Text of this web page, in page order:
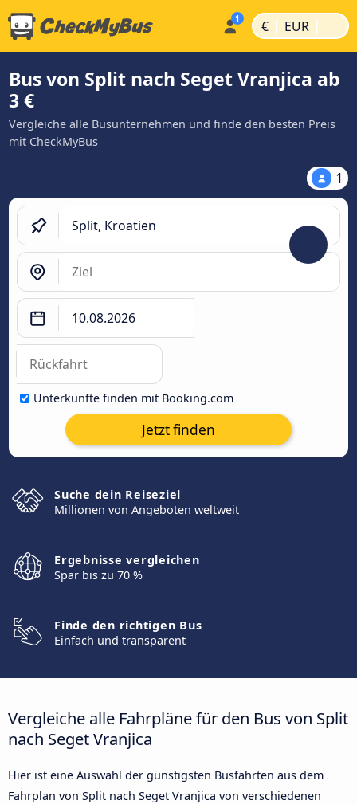
€ | EUR |
Bus von Split nach Seget Vranjica ab
3 €
Vergleiche alle Busunternehmen und finde den besten Preis
mit CheckMyBus
1
Unterkünfte finden mit Booking.com
Jetzt finden
Suche dein Reiseziel
Millionen von Angeboten weltweit
Ergebnisse vergleichen
Spar bis zu 70 %
Finde den richtigen Bus
Einfach und transparent
Vergleiche alle Fahrpläne für den Bus von Split
nach Seget Vranjica
Hier ist eine Auswahl der günstigsten Busfahrten aus dem
Fahrplan von Split nach Seget Vranjica von verschiedenen